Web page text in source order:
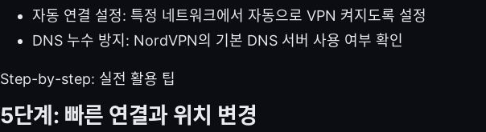
자동 연결 설정: 특정 네트워크에서 자동으로 VPN 켜지도록 설정
DNS 누수 방지: NordVPN의 기본 DNS 서버 사용 여부 확인
Step-by-step: 실전 활용 팁
5단계: 빠른 연결과 위치 변경